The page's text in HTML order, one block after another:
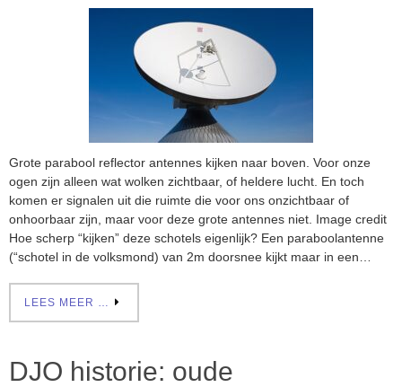
Grote parabool reflector antennes kijken naar boven. Voor onze
ogen zijn alleen wat wolken zichtbaar, of heldere lucht. En toch
komen er signalen uit die ruimte die voor ons onzichtbaar of
onhoorbaar zijn, maar voor deze grote antennes niet. Image credit
Hoe scherp “kijken” deze schotels eigenlijk? Een paraboolantenne
(“schotel in de volksmond) van 2m doorsnee kijkt maar in een…
LEES MEER …
DJO historie: oude